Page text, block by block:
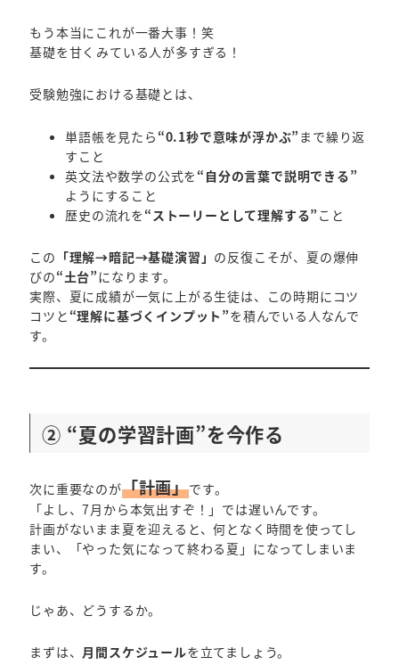
もう本当にこれが一番大事！笑
基礎を甘くみている人が多すぎる！
受験勉強における基礎とは、
単語帳を見たら “0.1秒で意味が浮かぶ” まで繰り返
すこと
英文法や数学の公式を“自分の言葉で説明できる”
ようにすること
歴史の流れを“ストーリーとして理解する” こと
この 「理解→暗記→基礎演習」 の反復こそが、夏の爆伸
びの“土台”になります。
実際、夏に成績が一気に上がる生徒は、この時期にコツ
コツと “理解に基づくインプット”を積んでいる人なんで
す。
② “夏の学習計画”を今作る
次に重要なのが「計画」です。
「よし、7月から本気出すぞ！」では遅いんです。
計画がないまま夏を迎えると、何となく時間を使ってし
まい、「やった気になって終わる夏」になってしまいま
す。
じゃあ、どうするか。
まずは、 月間スケジュールを立てましょう。